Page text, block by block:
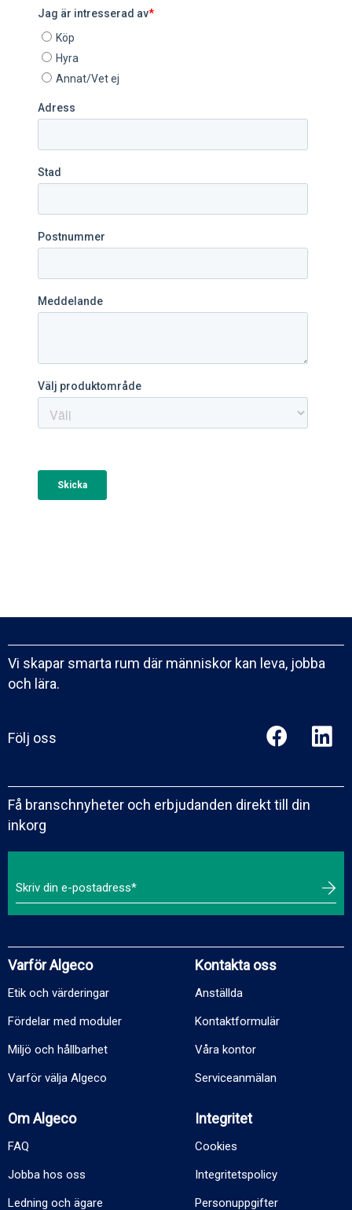
Vi skapar smarta rum där människor kan leva, jobba
och lära.
Följ oss
Få branschnyheter och erbjudanden direkt till din
inkorg
Varför Algeco
Etik och värderingar
Fördelar med moduler
Miljö och hållbarhet
Varför välja Algeco
Kontakta oss
Anställda
Kontaktformulär
Våra kontor
Serviceanmälan
Om Algeco
FAQ
Jobba hos oss
Ledning och ägare
Integritet
Cookies
Integritetspolicy
Personuppgifter